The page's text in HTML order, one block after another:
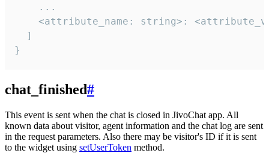
    ...
<attribute_name: string>:
  ]
}
chat_finished#
This event is sent when the chat is closed in JivoChat app. All
known data about visitor, agent information and the chat log are sent
in the request parameters. Also there may be visitor's ID if it is sent
to the widget using setUserToken method.